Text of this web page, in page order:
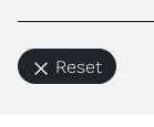
Reset